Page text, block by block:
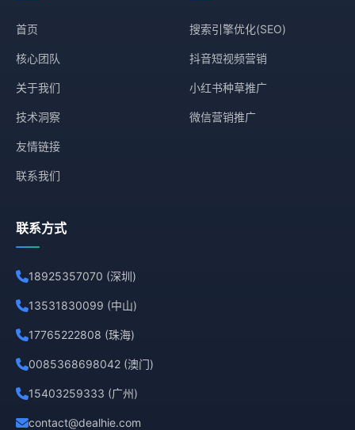
首页
核心团队
关于我们
技术洞察
友情链接
联系我们
搜索引擎优化(SEO)
抖音短视频营销
小红书种草推广
微信营销推广
联系方式
18925357070 (深圳)
13531830099 (中山)
17765222808 (珠海)
0085368698042 (澳门)
15403259333 (广州)
contact@dealhie.com